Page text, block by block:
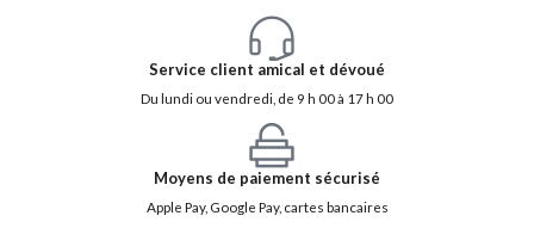
Service client amical et dévoué
Du lundi ou vendredi, de 9 h 00 à 17 h 00
Moyens de paiement sécurisé
Apple Pay, Google Pay, cartes bancaires